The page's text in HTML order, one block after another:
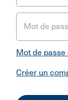
Mot de
Mot de passe
Créer un